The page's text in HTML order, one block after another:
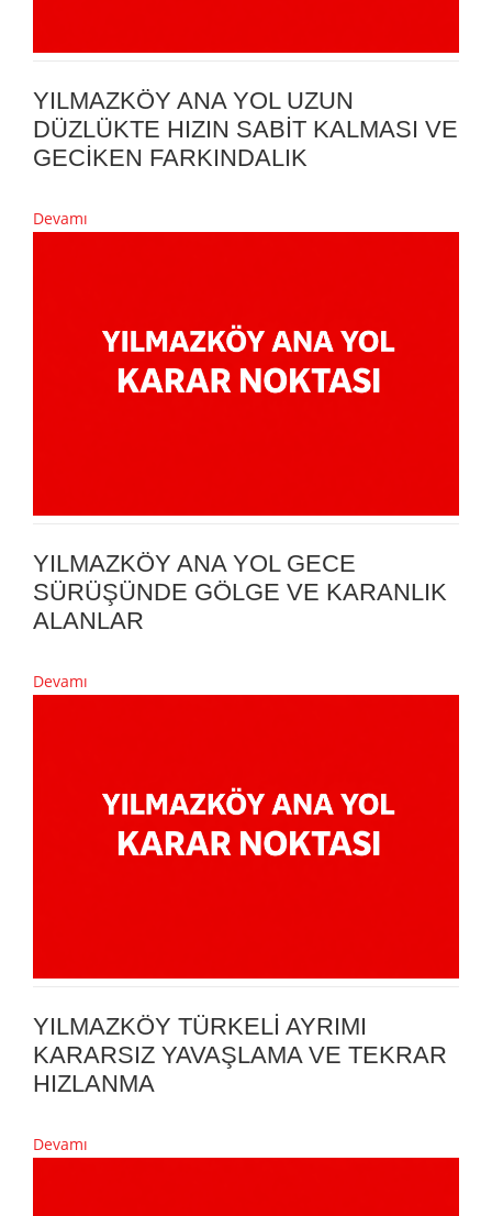
YILMAZKÖY ANA YOL UZUN
DÜZLÜKTE HIZIN SABİT KALMASI VE
GECİKEN FARKINDALIK
Devamı
YILMAZKÖY ANA YOL GECE
SÜRÜŞÜNDE GÖLGE VE KARANLIK
ALANLAR
Devamı
YILMAZKÖY TÜRKELİ AYRIMI
KARARSIZ YAVAŞLAMA VE TEKRAR
HIZLANMA
Devamı